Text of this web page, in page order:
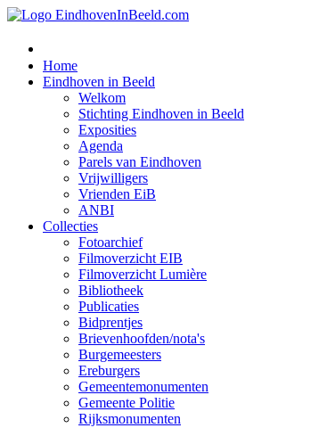
Home
Eindhoven in Beeld
Welkom
Stichting Eindhoven in Beeld
Exposities
Agenda
Parels van Eindhoven
Vrijwilligers
Vrienden EiB
ANBI
Collecties
Fotoarchief
Filmoverzicht EIB
Filmoverzicht Lumière
Bibliotheek
Publicaties
Bidprentjes
Brievenhoofden/nota's
Burgemeesters
Ereburgers
Gemeentemonumenten
Gemeente Politie
Rijksmonumenten